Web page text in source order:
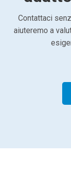
Contattaci
aiuteremo a